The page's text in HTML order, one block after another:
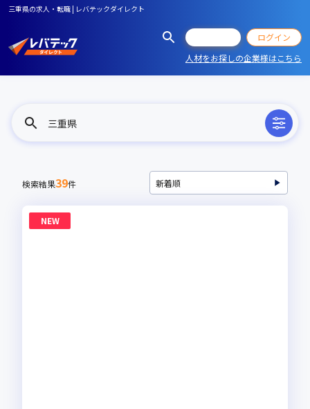
三重県の求人・転職 | レバテックダイレクト
ログイン
人材をお探しの企業様はこちら
三重県
検索結果39件
NEW